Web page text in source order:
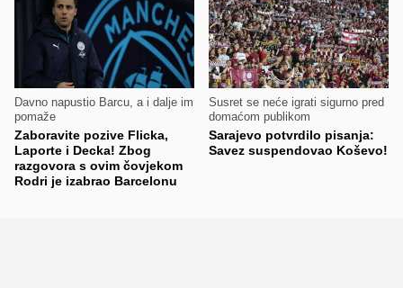
Davno napustio Barcu, a i dalje im
pomaže
Zaboravite pozive Flicka,
Laporte i Decka! Zbog
razgovora s ovim čovjekom
Rodri je izabrao Barcelonu
Susret se neće igrati sigurno pred
domaćom publikom
Sarajevo potvrdilo pisanja:
Savez suspendovao Koševo!